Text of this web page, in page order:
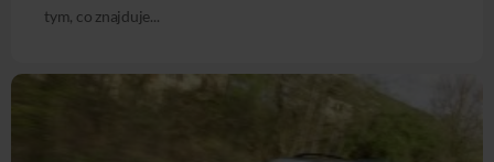
tym, co znajduje...